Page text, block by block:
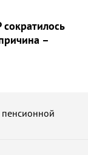
–
пенсионной